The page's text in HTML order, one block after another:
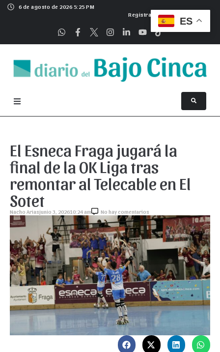
6 de agosto de 2026 5:25 PM
Registrarse
El Esneca Fraga jugará la
final de la OK Liga tras
remontar al Telecable en El
Sotet
Nacho Ariasjunio 3, 202610:24 am No hay comentarios
ES